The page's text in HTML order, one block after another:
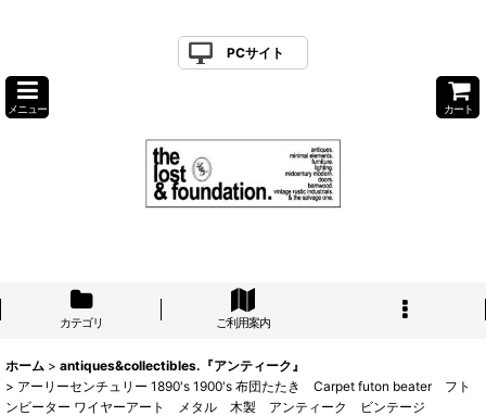
PCサイト
メニュー カート
カテゴリ ご利用案内
ホーム > antiques&collectibles.『アンティーク』
> アーリーセンチュリー 1890's 1900's 布団たたき Carpet futon beater フト
ンビーター ワイヤーアート メタル 木製 アンティーク ビンテージ